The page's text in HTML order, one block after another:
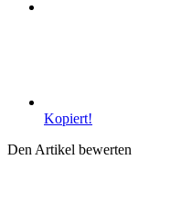
Kopiert!
Den Artikel bewerten